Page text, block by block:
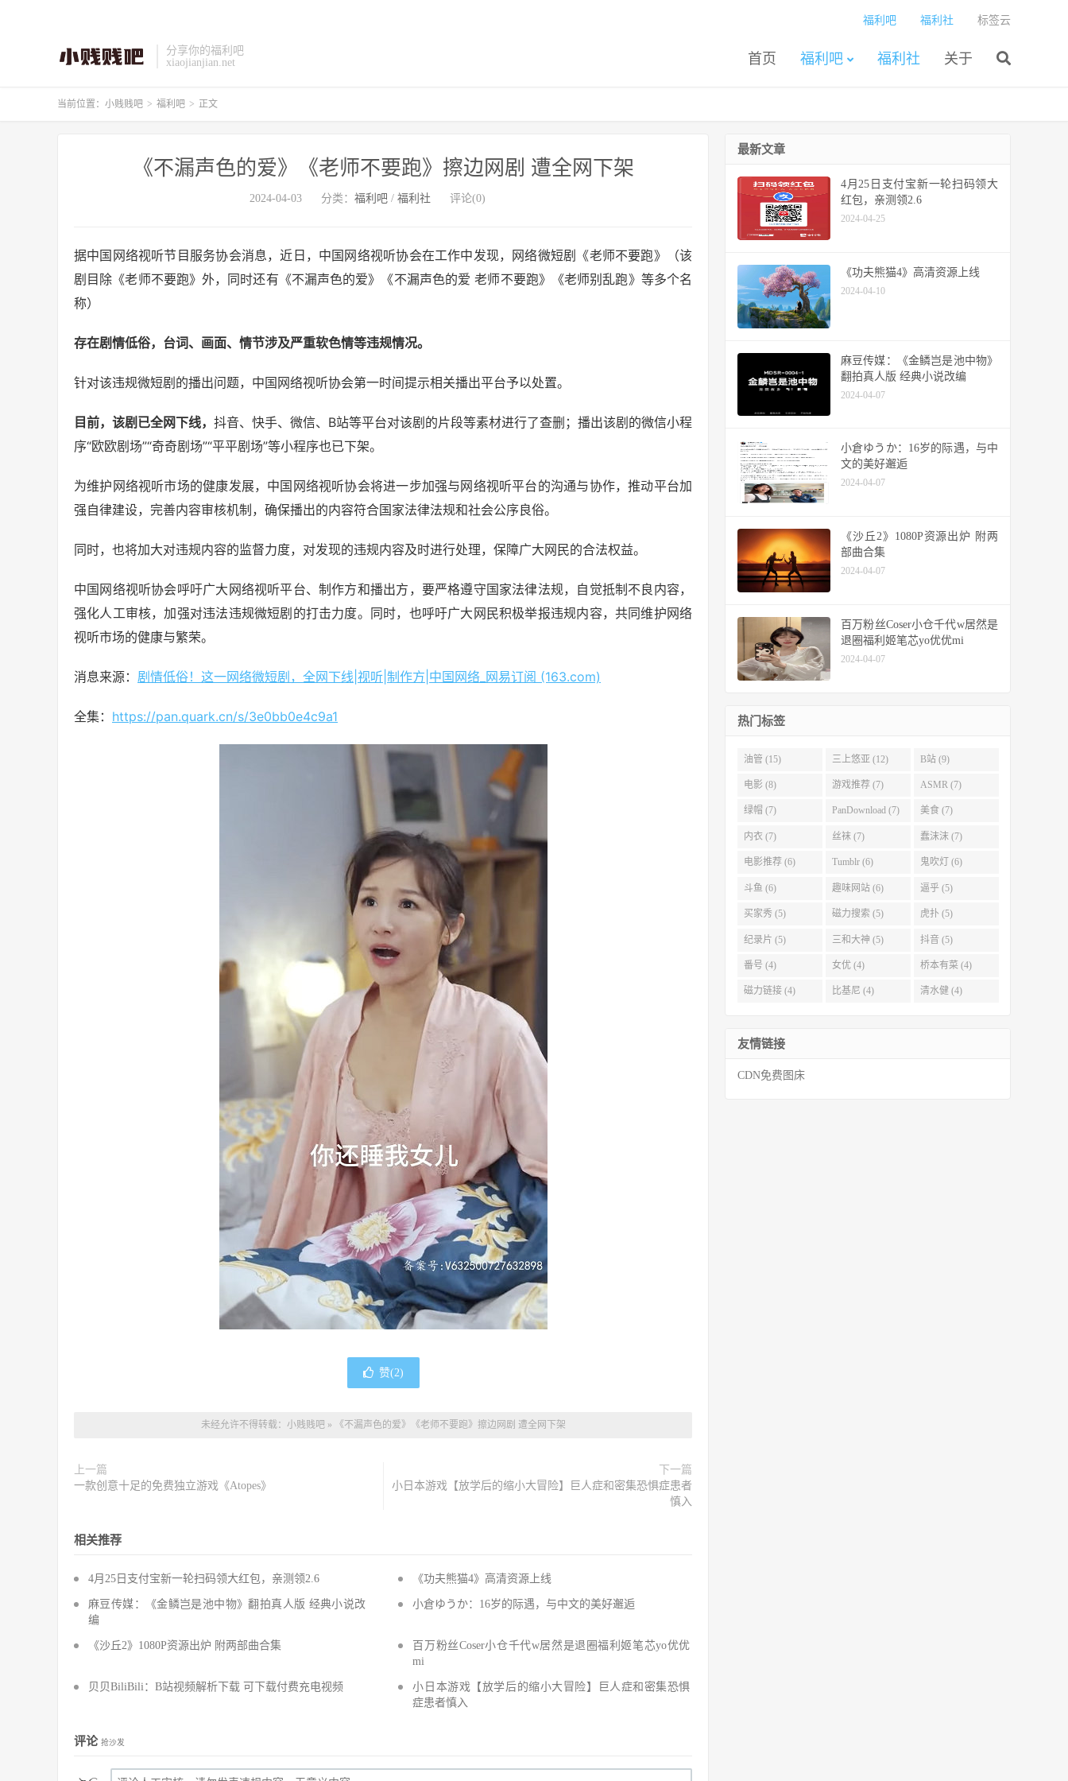
分享你的福利吧
xiaojianjian.net
首页 福利吧 福利社 关于
福利吧 福利社 标签云
当前位置： 小贱贱吧 > 福利吧 > 正文
《不漏声色的爱》《老师不要跑》擦边网剧 遭全网下架
2024-04-03 分类： 福利吧/ 福利社 评论(0)
据中国网络视听节目服务协会消息，近日，中国网络视听协会在工作中发现，网络微短剧《老师不要跑》（该
剧目除《老师不要跑》外，同时还有《不漏声色的爱》《不漏声色的爱 老师不要跑》《老师别乱跑》等多个名
称）
存在剧情低俗，台词、画面、情节涉及严重软色情等违规情况。
针对该违规微短剧的播出问题，中国网络视听协会第一时间提示相关播出平台予以处置。
目前，该剧已全网下线， 抖音、快手、微信、B站等平台对该剧的片段等素材进行了查删；播出该剧的微信小程
序“欧欧剧场”“奇奇剧场”“平平剧场”等小程序也已下架。
为维护网络视听市场的健康发展，中国网络视听协会将进一步加强与网络视听平台的沟通与协作，推动平台加
强自律建设，完善内容审核机制，确保播出的内容符合国家法律法规和社会公序良俗。
同时，也将加大对违规内容的监督力度，对发现的违规内容及时进行处理，保障广大网民的合法权益。
中国网络视听协会呼吁广大网络视听平台、制作方和播出方，要严格遵守国家法律法规，自觉抵制不良内容，
强化人工审核，加强对违法违规微短剧的打击力度。同时，也呼吁广大网民积极举报违规内容，共同维护网络
视听市场的健康与繁荣。
消息来源： 剧情低俗！这一网络微短剧，全网下线|视听|制作方|中国网络_网易订阅 (163.com)
全集： https://pan.quark.cn/s/3e0bb0e4c9a1
赞(2)
未经允许不得转载： 小贱贱吧» 《不漏声色的爱》《老师不要跑》擦边网剧 遭全网下架
上一篇
一款创意十足的免费独立游戏《Atopes》
下一篇
小日本游戏【放学后的缩小大冒险】巨人症和密集恐惧症患者
慎入
相关推荐
4月25日支付宝新一轮扫码领大红包，亲测领2.6 《功夫熊猫4》高清资源上线
麻豆传媒：《金鳞岂是池中物》翻拍真人版 经典小说改
编
小倉ゆうか：16岁的际遇，与中文的美好邂逅
《沙丘2》1080P资源出炉 附两部曲合集
百万粉丝Coser小仓千代w居然是退圈福利姬笔芯yo优优
mi
贝贝BiliBili：B站视频解析下载 可下载付费充电视频
小日本游戏【放学后的缩小大冒险】巨人症和密集恐惧
症患者慎入
评论 抢沙发
最新文章
4月25日支付宝新一轮扫码领大
红包，亲测领2.6
2024-04-25
《功夫熊猫4》高清资源上线
2024-04-10
麻豆传媒：《金鳞岂是池中物》
翻拍真人版 经典小说改编
2024-04-07
小倉ゆうか：16岁的际遇，与中
文的美好邂逅
2024-04-07
《沙丘2》1080P资源出炉 附两
部曲合集
2024-04-07
百万粉丝Coser小仓千代w居然是
退圈福利姬笔芯yo优优mi
2024-04-07
热门标签
油管 (15) 三上悠亚 (12) B站 (9)
电影 (8) 游戏推荐 (7) ASMR (7)
绿帽 (7) PanDownload (7) 美食 (7)
内衣 (7) 丝袜 (7) 蠢沫沫 (7)
电影推荐 (6) Tumblr (6) 鬼吹灯 (6)
斗鱼 (6) 趣味网站 (6) 逼乎 (5)
买家秀 (5) 磁力搜索 (5) 虎扑 (5)
纪录片 (5) 三和大神 (5) 抖音 (5)
番号 (4) 女优 (4) 桥本有菜 (4)
磁力链接 (4) 比基尼 (4) 清水健 (4)
友情链接
CDN免费图床